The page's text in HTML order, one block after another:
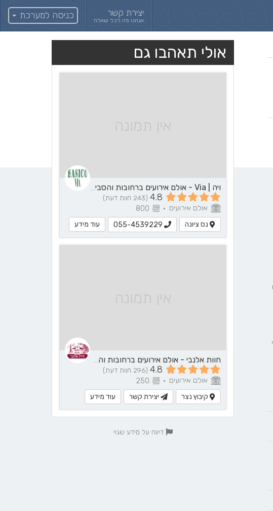
יצירת קשר
אנחנו פה לכל שאלה כניסה למערכת
אולי תאהבו גם
אין תמונה
ויה | Via - אולם אירועים ברחובות והסביבה
4.8 (243 חוות דעת)
אולם אירועים •
נס ציונה
055-4539229 עוד מידע
אין תמונה
חוות אלנבי - אולם אירועים ברחובות והסביבה
4.8 (296 חוות דעת)
אולם אירועים •
קיבוץ נצר
יצירת קשר עוד מידע
דיווח על מידע שגוי